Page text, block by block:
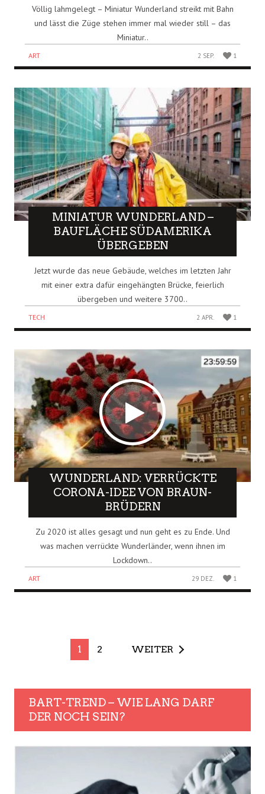
Völlig lahmgelegt – Miniatur Wunderland streikt mit Bahn
und lässt die Züge stehen immer mal wieder still – das
Miniatur..
ART 2 SEP. 1
MINIATUR WUNDERLAND –
BAUFLÄCHE SÜDAMERIKA
ÜBERGEBEN
Jetzt wurde das neue Gebäude, welches im letzten Jahr
mit einer extra dafür eingehängten Brücke, feierlich
übergeben und weitere 3700..
TECH 2 APR. 1
WUNDERLAND: VERRÜCKTE
CORONA-IDEE VON BRAUN-
BRÜDERN
Zu 2020 ist alles gesagt und nun geht es zu Ende. Und
was machen verrückte Wunderländer, wenn ihnen im
Lockdown..
ART 29 DEZ. 1
1 2 WEITER
BART-TREND – WIE LANG DARF
DER NOCH SEIN?